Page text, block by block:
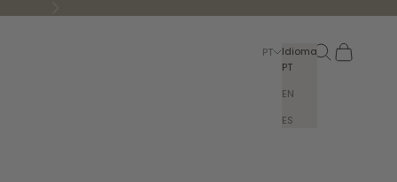
Seguinte
PT
Idioma
PT
EN
ES
Pesquisar
Carrinho